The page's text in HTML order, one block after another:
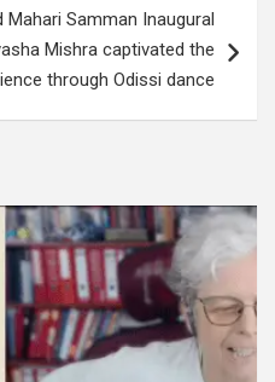
Mahari Samman Inaugural
Mishra captivated the
through Odissi dance